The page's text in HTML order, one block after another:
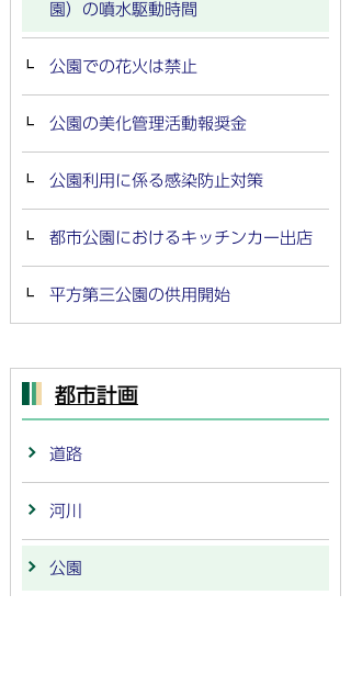
園）の噴水駆動時間
公園での花火は禁止
公園の美化管理活動報奨金
公園利用に係る感染防止対策
都市公園におけるキッチンカー出店
平方第三公園の供用開始
都市計画
道路
河川
公園